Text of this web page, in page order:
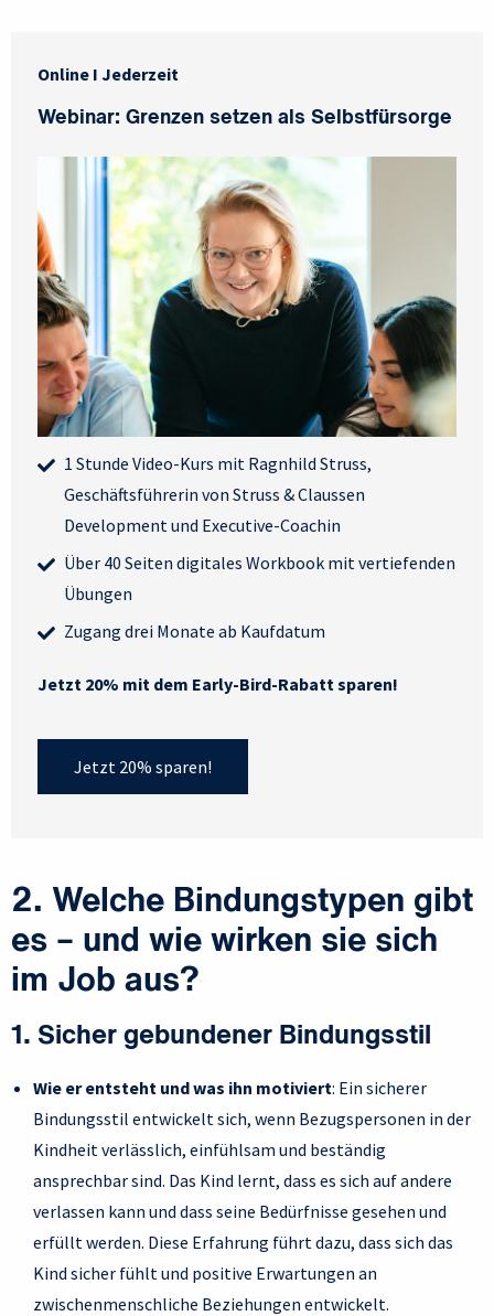
Online I Jederzeit
Webinar: Grenzen setzen als Selbstfürsorge
1 Stunde Video-Kurs mit Ragnhild Struss,
Geschäftsführerin von Struss & Claussen
Development und Executive-Coachin
Über 40 Seiten digitales Workbook mit vertiefenden
Übungen
Zugang drei Monate ab Kaufdatum
Jetzt 20% mit dem Early-Bird-Rabatt sparen!
Jetzt 20% sparen!
2. Welche Bindungstypen gibt
es – und wie wirken sie sich
im Job aus?
1. Sicher gebundener Bindungsstil
Wie er entsteht und was ihn motiviert: Ein sicherer
Bindungsstil entwickelt sich, wenn Bezugspersonen in der
Kindheit verlässlich, einfühlsam und beständig
ansprechbar sind. Das Kind lernt, dass es sich auf andere
verlassen kann und dass seine Bedürfnisse gesehen und
erfüllt werden. Diese Erfahrung führt dazu, dass sich das
Kind sicher fühlt und positive Erwartungen an
zwischenmenschliche Beziehungen entwickelt.